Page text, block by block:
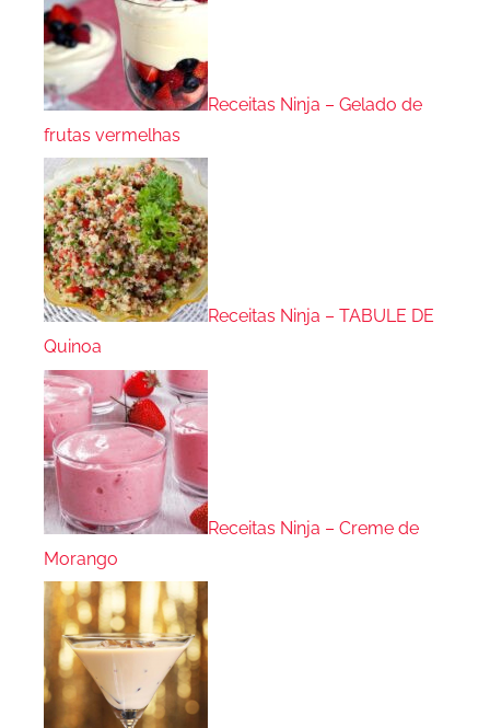
Receitas Ninja – Gelado de
frutas vermelhas
Receitas Ninja – TABULE DE
Quinoa
Receitas Ninja – Creme de
Morango